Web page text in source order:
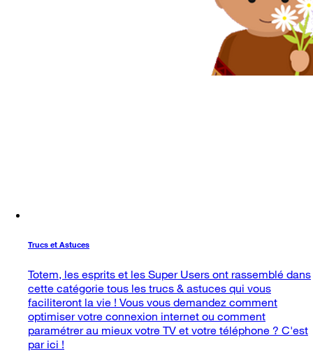
Trucs et Astuces
Totem, les esprits et les Super Users ont rassemblé dans
cette catégorie tous les trucs & astuces qui vous
faciliteront la vie ! Vous vous demandez comment
optimiser votre connexion internet ou comment
paramétrer au mieux votre TV et votre téléphone ? C'est
par ici !